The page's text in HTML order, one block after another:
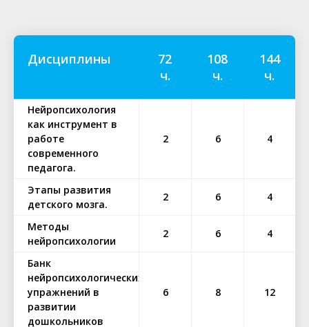
Дисциплины
72
ч.
108
ч.
144
ч.
Нейропсихология
как инструмент в
работе
современного
педагога.
2 6 4
Этапы развития
детского мозга.
2 6 4
Методы
нейропсихологии
2 6 4
Банк
нейропсихологических
упражнений в
развитии
дошкольников
6 8 12